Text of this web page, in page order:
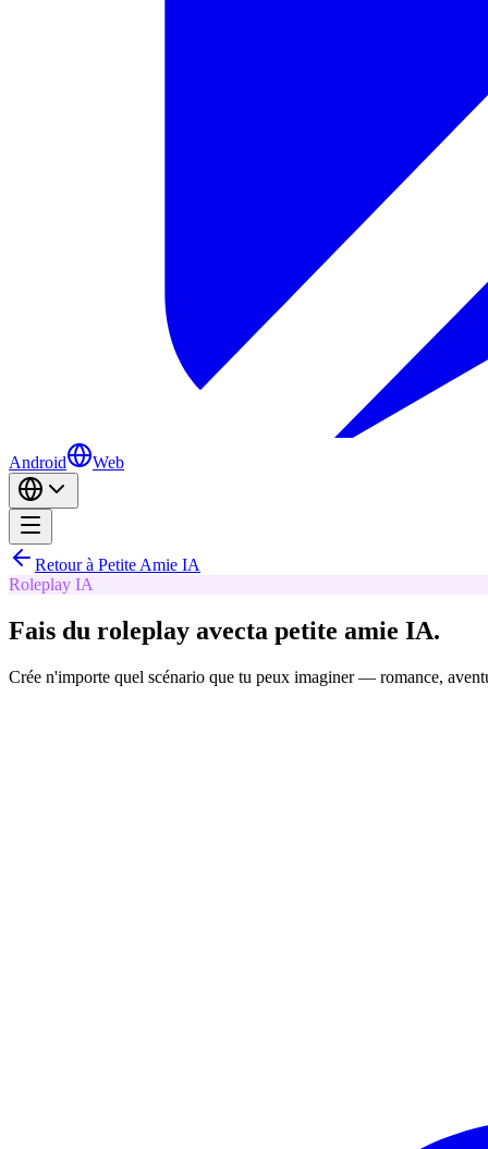
Android Web
Retour à Petite Amie IA
Roleplay IA
Fais du roleplay avecta petite amie IA.
Crée n'importe quel scénario que tu peux imaginer — romance,